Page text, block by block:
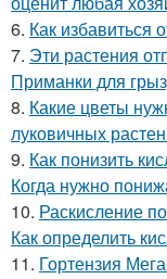
6. Как избавиться
7. Эти растения
Приманки для
8. Какие цветы
луковичных
9. Как понизить
Когда нужно
10. Раскисление
Как определить
11. Гортензия